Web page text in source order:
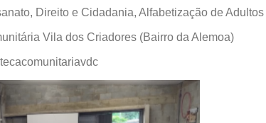
Direito e Cidadania, Alfabetização de
Vila dos Criadores (Bairro da Alemoa)